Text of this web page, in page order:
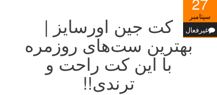
سپتامبر
غیرفعال
کت جین اورسایز |
بهترین ست‌های روزمره
با این کت راحت و
ترندی!!